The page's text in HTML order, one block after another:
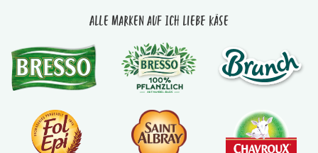
Alle Marken auf Ich liebe Käse